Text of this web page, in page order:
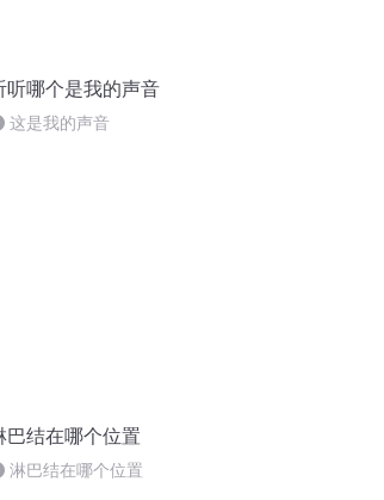
听哪个是我的声音
这是我的声音
巴结在哪个位置
淋巴结在哪个位置